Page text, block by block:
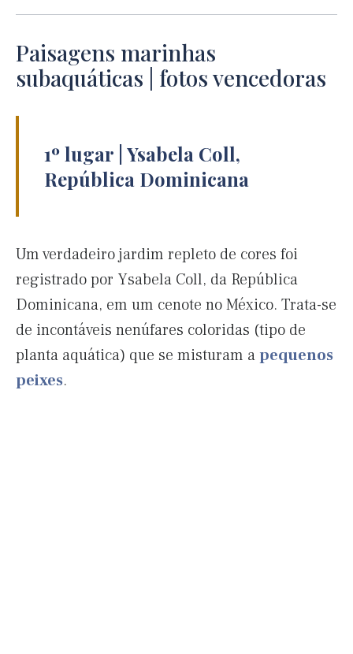
Paisagens marinhas
subaquáticas | fotos vencedoras
1º lugar | Ysabela Coll,
República Dominicana
Um verdadeiro jardim repleto de cores foi
registrado por Ysabela Coll, da República
Dominicana, em um cenote no México. Trata-se
de incontáveis nenúfares coloridas (tipo de
planta aquática) que se misturam apequenos
peixes.